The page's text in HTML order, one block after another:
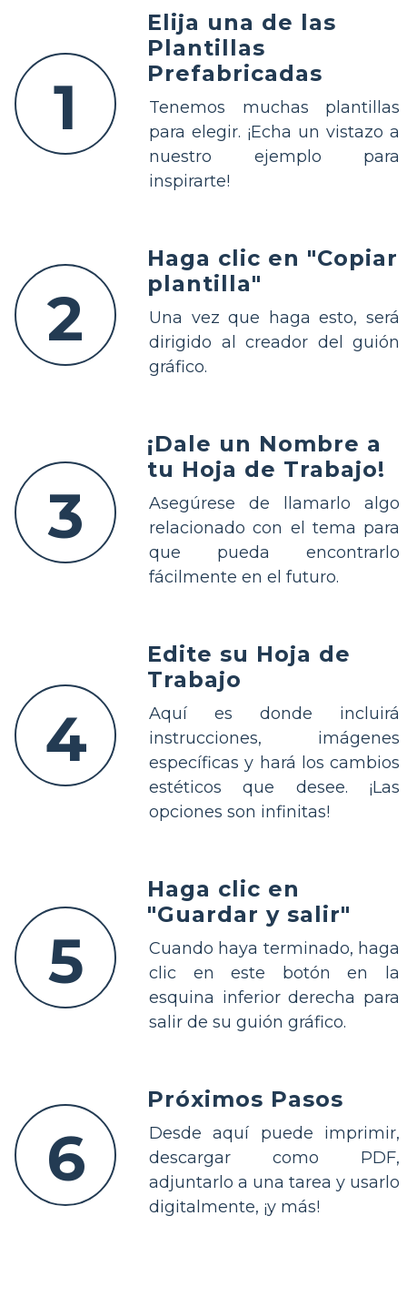
1
Elija una de las
Plantillas
Prefabricadas
Tenemos muchas plantillas
para elegir. ¡Echa un vistazo a
nuestro ejemplo para
inspirarte!
2
Haga clic en "Copiar
plantilla"
Una vez que haga esto, será
dirigido al creador del guión
gráfico.
3
¡Dale un Nombre a
tu Hoja de Trabajo!
Asegúrese de llamarlo algo
relacionado con el tema para
que pueda encontrarlo
fácilmente en el futuro.
4
Edite su Hoja de
Trabajo
Aquí es donde incluirá
instrucciones, imágenes
específicas y hará los cambios
estéticos que desee. ¡Las
opciones son infinitas!
5
Haga clic en
"Guardar y salir"
Cuando haya terminado, haga
clic en este botón en la
esquina inferior derecha para
salir de su guión gráfico.
6
Próximos Pasos
Desde aquí puede imprimir,
descargar como PDF,
adjuntarlo a una tarea y usarlo
digitalmente, ¡y más!